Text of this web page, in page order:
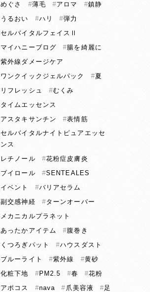
めぐさ
薄毛 アロマ
鎮静
うるおい
ハリ
弾力
セルバイタルフェイスⅡ
マイハニーブログ
腸を綺麗に
紫外線ダメージケア
ワンクイックジェルパック
夏
リフレッシュ
むくみ
タイムエッセンス
アスタキサンチン
表情筋
セルバイタルナイトピュアエッセ
ンス
レチノール
花粉症皮膚炎
ブイロール
SENTEALES
イベント
バリアセラム
副交感神経
ターンオーバー
メカニカルプラネット
あったかアイテム
腹巻き
くつろぎパット
ハウスダスト
ブルーライト
紫外線
黄砂
化粧下地
PM2.5 春
花粉
アポコス
nava 爪美容液
足